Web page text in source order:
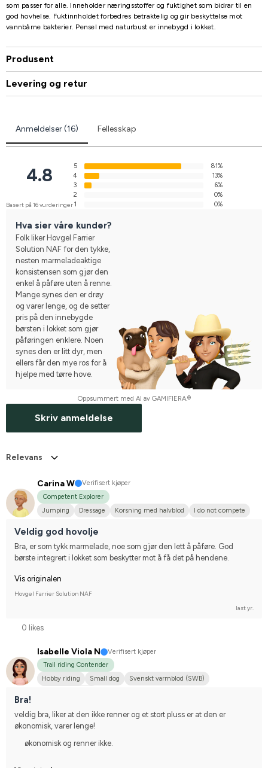
som passer for alle. Inneholder næringsstoffer og fuktighet som bidrar til en
god hovhelse. Fuktinnholdet forbedres betraktelig og gir beskyttelse mot
vannbårne bakterier. Pensel med naturbust er innebygd i lokket.
Produsent
Levering og retur
Anmeldelser (16) Fellesskap
4.8
Basert på 16 vurderinger
5
81%
4
13%
3
6%
2
0%
1
0%
Hva sier våre kunder?
Folk liker Hovgel Farrier
Solution NAF for den tykke,
nesten marmeladeaktige
konsistensen som gjør den
enkel å påføre uten å renne.
Mange synes den er drøy
og varer lenge, og de setter
pris på den innebygde
børsten i lokket som gjør
påføringen enklere. Noen
synes den er litt dyr, men
ellers får den mye ros for å
hjelpe med tørre hove.
Oppsummert med AI av GAMIFIERA.®
Skriv anmeldelse
Relevans
Carina W
Verifisert kjøper
Competent Explorer
Jumping
Dressage Korsning med halvblod I do not compete
Veldig god hovolje
Bra, er som tykk marmelade, noe som gjør den lett å påføre. God
børste integrert i lokket som beskytter mot å få det på hendene.
Vis originalen
Hovgel Farrier Solution NAF
last yr.
0 likes
Isabelle Viola N
Verifisert kjøper
Trail riding Contender
Hobby riding
Small dog
Svenskt varmblod (SWB)
Bra!
veldig bra, liker at den ikke renner og et stort pluss er at den er
økonomisk, varer lenge!
økonomisk og renner ikke.